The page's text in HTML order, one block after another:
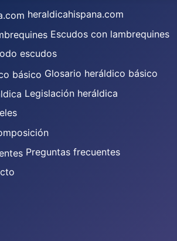
heraldicahispana.com
Escudos con lambrequines
escudos
Glosario heráldico básico
Legislación heráldica
Preguntas frecuentes